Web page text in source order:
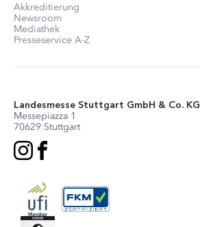
Akkreditierung
Newsroom
Mediathek
Presseservice A-Z
Landesmesse Stuttgart GmbH & Co. KG
Messepiazza 1
70629 Stuttgart